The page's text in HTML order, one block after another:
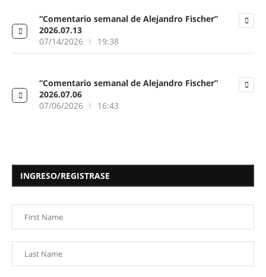
“Comentario semanal de Alejandro Fischer”
2026.07.13
07/14/2026
19:38
“Comentario semanal de Alejandro Fischer”
2026.07.06
07/06/2026
16:43
INGRESO/REGISTRASE